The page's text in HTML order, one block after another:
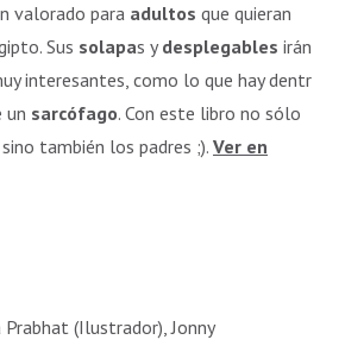
valorado para adultos que quieran
Sus solapas ydesplegables irán
interesantes, como lo que hay dentro
un sarcófago. Con este libro no sólo
también los padres ;). Ver en
Prabhat (Ilustrador), Jonny